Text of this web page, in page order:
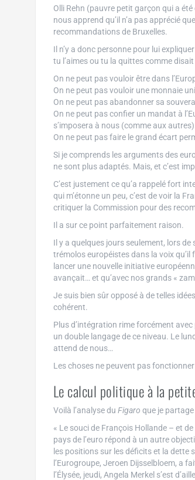
Olli Rehn (pauvre petit garçon qui a
nous apprend qu’il n’a pas apprécié
recommandations de Bruxelles.
Il n’y a donc personne pour lui
tu l’aimes ou tu la quittes comme
On ne peut pas vouloir être dans
On ne peut pas vouloir une monnaie
On ne peut pas abandonner sa
On ne peut pas confier un mandat à
s’imposera à nous (comme aux autres).
On ne peut pas faire le grand écart
Si je comprends les arguments des
ne sont plus adaptés. Mais, et c’est
C’est justement ce qu’a rappelé fort
qui m’étonne un peu, c’est de voir la
critiquer la Commission pour des
Il a sur ce point parfaitement raison.
Il y a quelques jours seulement, lors
trémolos européistes dans la voix qu’il
lancer une nouvelle initiative
avançait… et qu’avec nos grands «
Je suis bien sûr opposé à de telles
cohérent.
Plus d’intégration rime forcément
un double langage de ce niveau. Le
attend de nous…
Les choses ne peuvent pas
Le calcul politique à la
Voilà l’analyse du Figaro que je
« Le souci de François Hollande – et
pays de l’euro répond à un autre
les positions sur les déficits et la dette
l’Eurogroupe, Jeroen Dijsselbloem, a
l’Élysée, jeudi, Angela Merkel s’est